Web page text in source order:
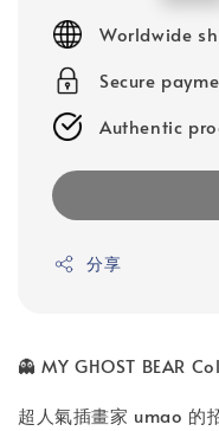
price
Worldwide
Secure
Authentic
分享
👻 MY GHOST BEAR
超人氣插畫家 umao 的